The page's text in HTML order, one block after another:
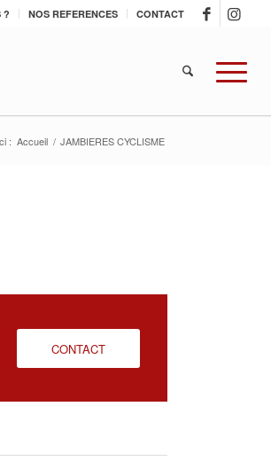
? NOS REFERENCES CONTACT
: Accueil / JAMBIERES CYCLISME
CONTACT